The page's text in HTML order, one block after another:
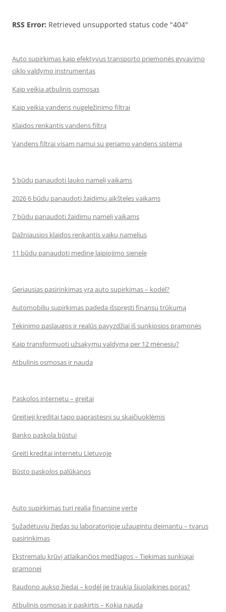
RSS Error: Retrieved unsupported status code "404"
Auto supirkimas kaip efektyvus transporto priemonės gyvavimo
ciklo valdymo instrumentas
Kaip veikia atbulinis osmosas
Kaip veikia vandens nugeležinimo filtrai
Klaidos renkantis vandens filtrą
Vandens filtrai visam namui su geriamo vandens sistema
5 būdų panaudoti lauko namelį vaikams
2026 6 būdų panaudoti žaidimų aikšteles vaikams
7 būdų panaudoti žaidimų namelį vaikams
Dažniausios klaidos renkantis vaikų namelius
11 būdų panaudoti medinę laipiojimo sienelę
Geriausias pasirinkimas yra auto supirkimas – kodėl?
Automobilių supirkimas padeda išspręsti finansų trūkumą
Tekinimo paslaugos ir realūs pavyzdžiai iš sunkiosios pramonės
Kaip transformuoti užsakymų valdymą per 12 mėnesių?
Atbulinis osmosas ir nauda
Paskolos internetu – greitai
Greitieji kreditai tapo paprastesni su skaičiuoklėmis
Banko paskola būstui
Greiti kreditai internetu Lietuvoje
Būsto paskolos palūkanos
Auto supirkimas turi realią finansinę vertę
Sužadėtuvių žiedas su laboratorijoje užaugintu deimantu – tvarus
pasirinkimas
Ekstremalų krūvį atlaikančios medžiagos – Tiekimas sunkiajai
pramonei
Raudono aukso žiedai – kodėl jie traukia šiuolaikines poras?
Atbulinis osmosas ir paskirtis – Kokia nauda